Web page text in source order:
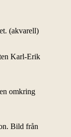
(akvarell)
Karl-Erik
omkring
Bild från